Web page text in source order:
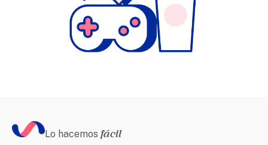
Lo hacemos fácil